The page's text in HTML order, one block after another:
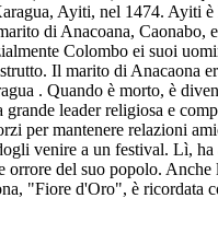
Ayiti, nel 1474. Ayiti
di Anacoana, Caonabo,
Colombo ei suoi
Il marito di Anacaona
. Quando è morto, è
grande leader religiosa e
per mantenere relazioni
venire a un festival. Lì,
orrore del suo popolo.
"Fiore d'Oro", è ricordata